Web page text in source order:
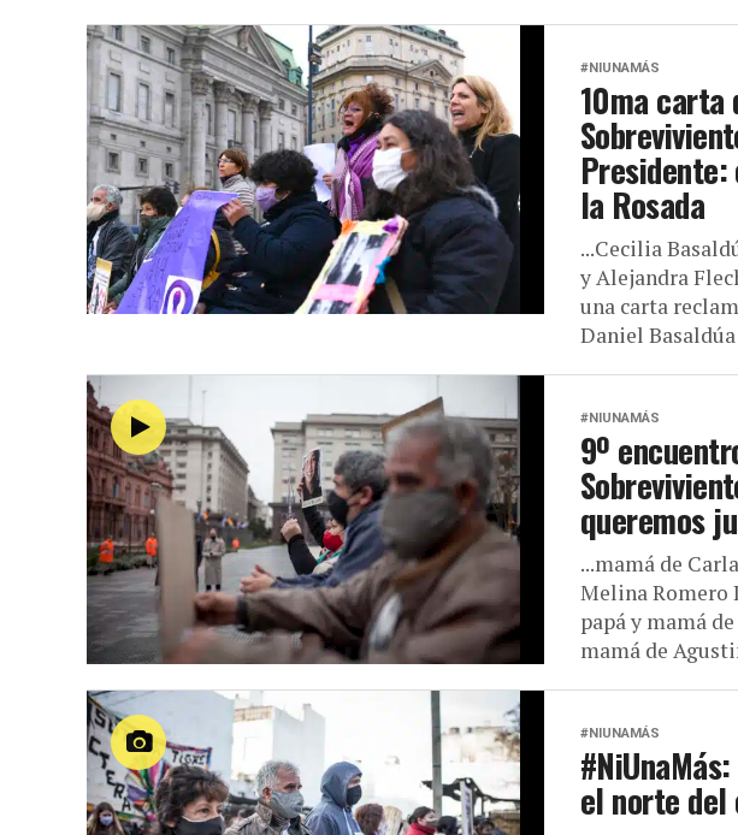
#NIUNAMÁS
10ma carta
la Rosada
...Cecilia
y Alejandra
una carta
Daniel
#NIUNAMÁS
9º
queremos
...mamá de
Melina Romero
papá y mamá
mamá de
#NIUNAMÁS
el norte del